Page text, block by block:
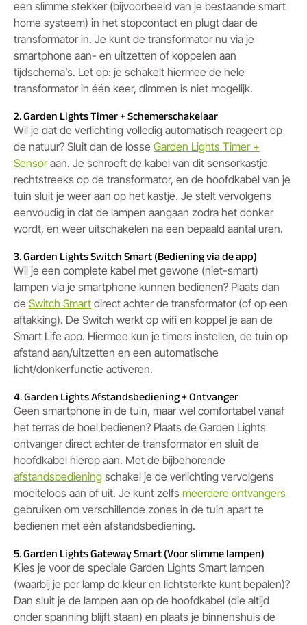
een slimme stekker (bijvoorbeeld van je bestaande smart
home systeem) in het stopcontact en plugt daar de
transformator in. Je kunt de transformator nu via je
smartphone aan- en uitzetten of koppelen aan
tijdschema’s. Let op: je schakelt hiermee de hele
transformator in één keer, dimmen is niet mogelijk.
2. Garden Lights Timer + Schemerschakelaar
Wil je dat de verlichting volledig automatisch reageert op
de natuur? Sluit dan de losse Garden Lights Timer +
Sensoraan. Je schroeft de kabel van dit sensorkastje
rechtstreeks op de transformator, en de hoofdkabel van je
tuin sluit je weer aan op het kastje. Je stelt vervolgens
eenvoudig in dat de lampen aangaan zodra het donker
wordt, en weer uitschakelen na een bepaald aantal uren.
3. Garden Lights Switch Smart (Bediening via de app)
Wil je een complete kabel met gewone (niet-smart)
lampen via je smartphone kunnen bedienen? Plaats dan
de Switch Smart direct achter de transformator (of op een
aftakking). De Switch werkt op wifi en koppel je aan de
Smart Life app. Hiermee kun je timers instellen, de tuin op
afstand aan/uitzetten en een automatische
licht/donkerfunctie activeren.
4. Garden Lights Afstandsbediening + Ontvanger
Geen smartphone in de tuin, maar wel comfortabel vanaf
het terras de boel bedienen? Plaats de Garden Lights
ontvanger direct achter de transformator en sluit de
hoofdkabel hierop aan. Met de bijbehorende
afstandsbediening schakel je de verlichting vervolgens
moeiteloos aan of uit. Je kunt zelfs meerdere ontvangers
gebruiken om verschillende zones in de tuin apart te
bedienen met één afstandsbediening.
5. Garden Lights Gateway Smart (Voor slimme lampen)
Kies je voor de speciale Garden Lights Smart lampen
(waarbij je per lamp de kleur en lichtsterkte kunt bepalen)?
Dan sluit je de lampen aan op de hoofdkabel (die altijd
onder spanning blijft staan) en plaats je binnenshuis de